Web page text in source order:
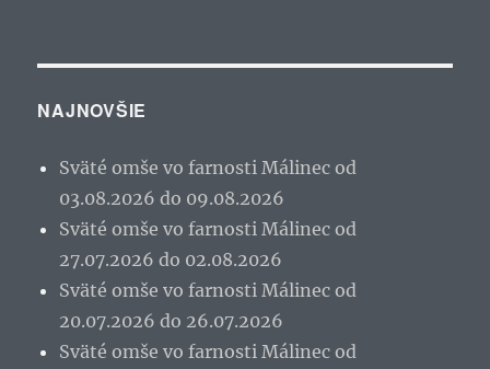
NAJNOVŠIE
Sväté omše vo farnosti Málinec od
03.08.2026 do 09.08.2026
Sväté omše vo farnosti Málinec od
27.07.2026 do 02.08.2026
Sväté omše vo farnosti Málinec od
20.07.2026 do 26.07.2026
Sväté omše vo farnosti Málinec od